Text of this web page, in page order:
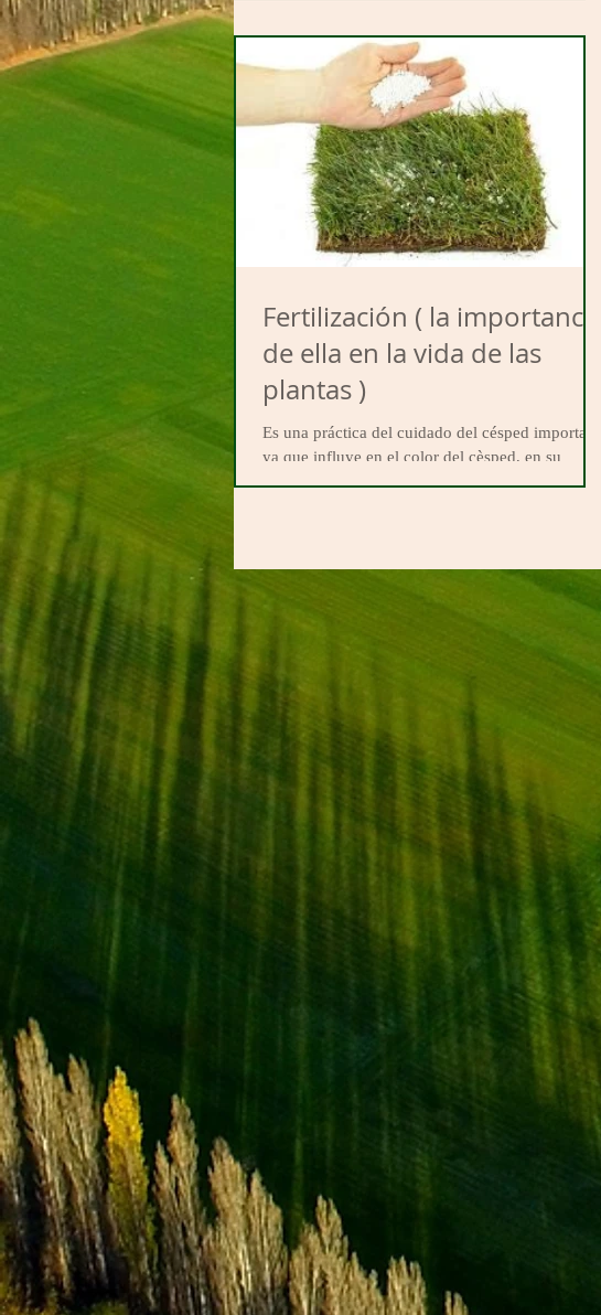
Fertilización ( la importancia
de ella en la vida de las
plantas )
Es una práctica del cuidado del césped importante
ya que influye en el color del cèsped, en su